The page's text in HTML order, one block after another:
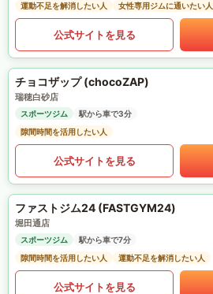
運動不足を解消したい人
女性専用ジムに通いたい人
公式サイトを見る
チョコザップ (chocoZAP)
瑞穂白砂店
スポーツジム
駅から車で3分
隙間時間を活用したい人
公式サイトを見る
ファストジム24 (FASTGYM24)
堀田通店
スポーツジム
駅から車で7分
隙間時間を活用したい人
運動不足を解消したい人
公式サイトを見る